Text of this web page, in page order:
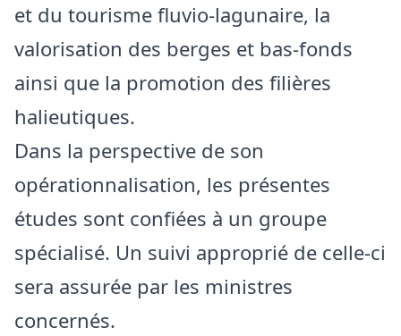
et du tourisme fluvio-lagunaire, la
valorisation des berges et bas-fonds
ainsi que la promotion des filières
halieutiques.
Dans la perspective de son
opérationnalisation, les présentes
études sont confiées à un groupe
spécialisé. Un suivi approprié de celle-ci
sera assurée par les ministres
concernés.